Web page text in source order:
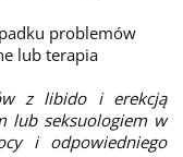
problemów
lub terapia
z libido i erekcją
lub seksuologiem w
i odpowiedniego